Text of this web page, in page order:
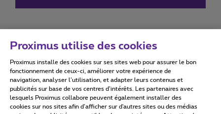
Conditions d'utilisation Accessibility statement
Proximus utilise des cookies
Proximus installe des cookies sur ses sites web pour assurer le bon
fonctionnement de ceux-ci, améliorer votre expérience de
navigation, analyser l’utilisation, et adapter leurs contenus et
publicités sur base de vos centres d’intérêts. Les partenaires avec
lesquels Proximus collabore peuvent également installer des
cookies sur nos sites afin d’afficher sur d'autres sites ou des médias